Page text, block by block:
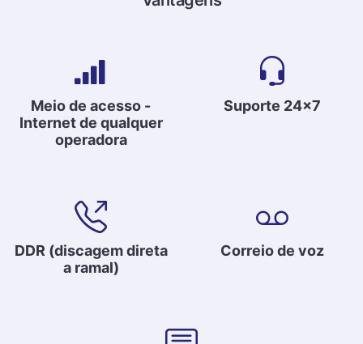
Meio de acesso -
Internet de qualquer
operadora
Suporte 24x7
DDR (discagem direta
a ramal)
Correio de voz